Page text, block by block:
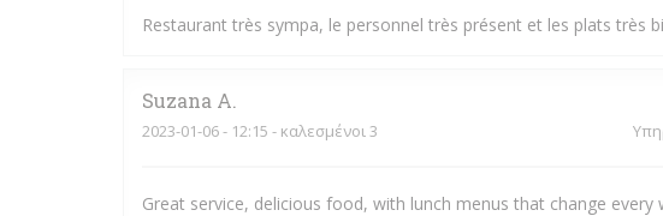
Restaurant très sympa, le personnel très présent et les plats très
Suzana A
2023-01-06- 12:15 - καλεσμένοι 3
Great service, delicious food, with lunch menus that change